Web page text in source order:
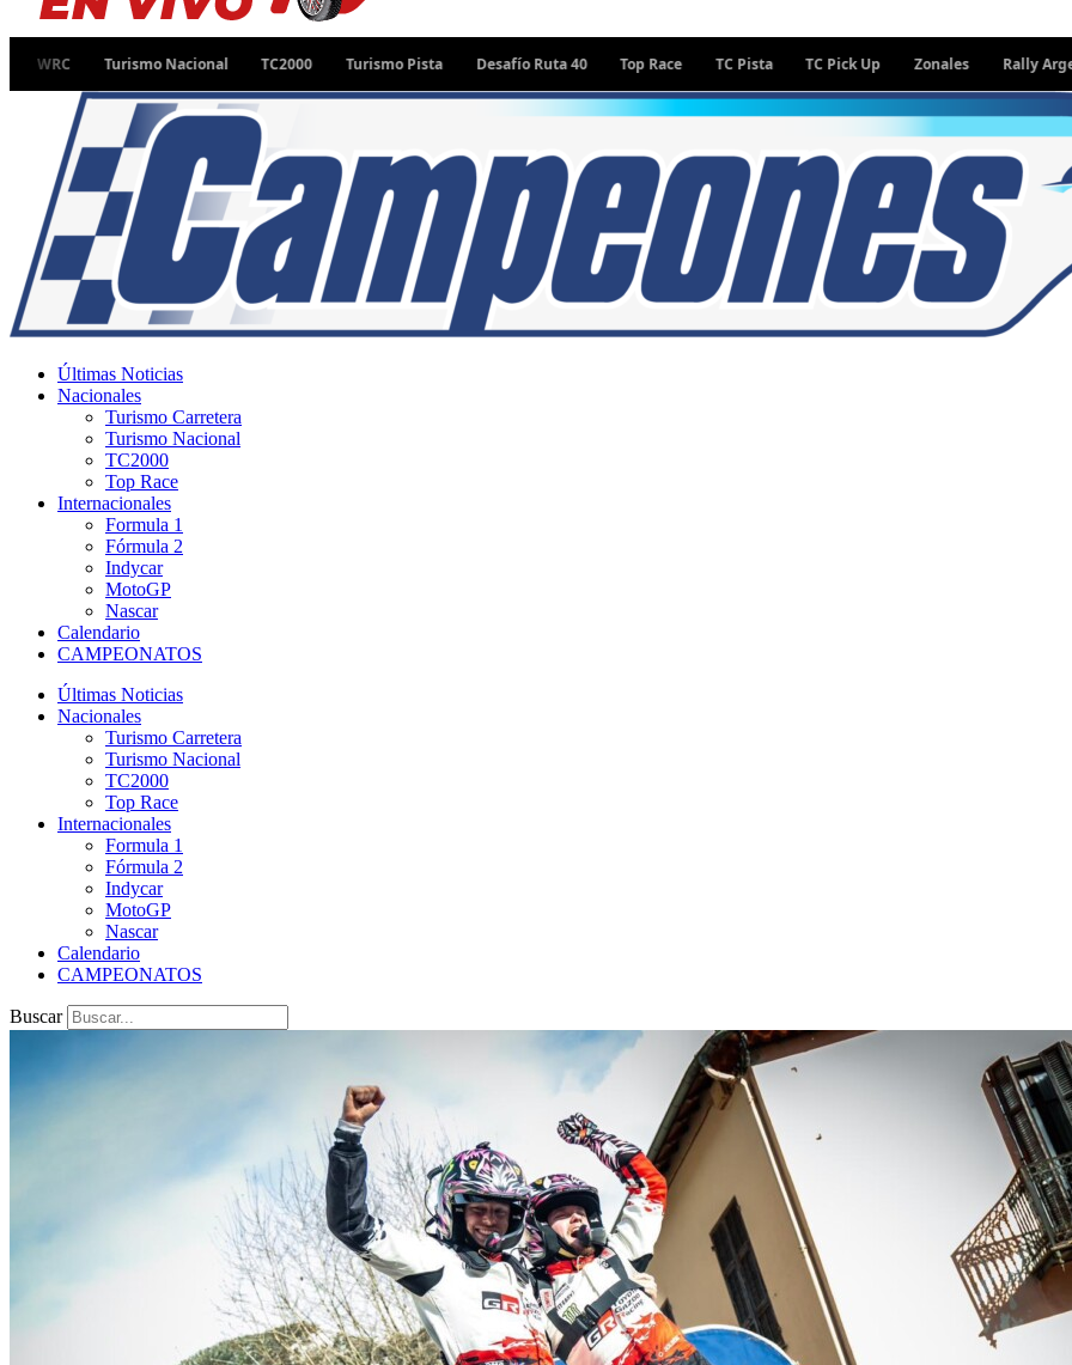
Turismo Nacional TC2000 Turismo Pista Desafío Ruta 40 Top Race TC Pista TC Pick Up Zonales Rally Argentino
Últimas Noticias
Nacionales
Turismo Carretera
Turismo Nacional
TC2000
Top Race
Internacionales
Formula 1
Fórmula 2
Indycar
MotoGP
Nascar
Calendario
CAMPEONATOS
Últimas Noticias
Nacionales
Turismo Carretera
Turismo Nacional
TC2000
Top Race
Internacionales
Formula 1
Fórmula 2
Indycar
MotoGP
Nascar
Calendario
CAMPEONATOS
Buscar